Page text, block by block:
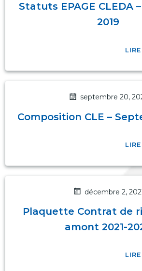
Statuts EPAGE CLEDA
2019
septembre 20,
Composition CLE –
décembre 2,
Plaquette Contrat de
amont 2021-